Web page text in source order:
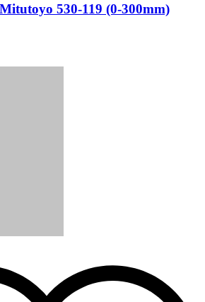
530-119 (0-300mm)